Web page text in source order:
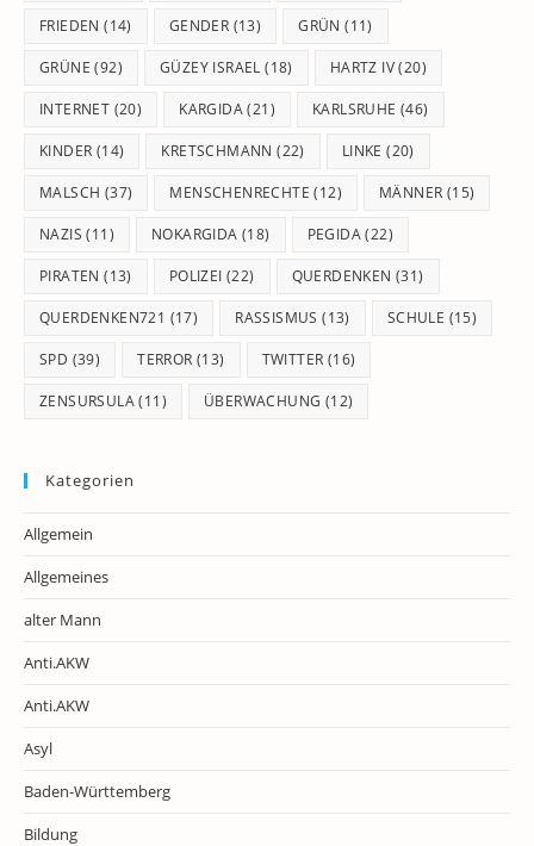
FRIEDEN (14) GENDER (13) GRÜN (11)
GRÜNE (92) GÜZEY ISRAEL (18) HARTZ IV(20)
INTERNET (20) KARGIDA(21) KARLSRUHE (46)
KINDER (14) KRETSCHMANN (22) LINKE (20)
MALSCH (37) MENSCHENRECHTE (12) MÄNNER (15)
NAZIS (11) NOKARGIDA (18) PEGIDA(22)
PIRATEN (13) POLIZEI (22) QUERDENKEN (31)
QUERDENKEN721 (17) RASSISMUS (13) SCHULE (15)
SPD (39) TERROR (13) TWITTER (16)
ZENSURSULA(11) ÜBERWACHUNG (12)
Kategorien
Allgemein
Allgemeines
alter Mann
Anti.AKW
Anti.AKW
Asyl
Baden-Württemberg
Bildung